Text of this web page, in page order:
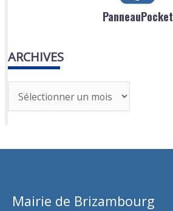
PanneauPocket
ARCHIVES
r
h
Mairie de Brizambourg